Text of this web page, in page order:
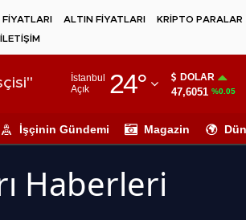
ALTIN FİYATLARI KRİPTO PARALAR
İLETİŞİM
İstanbul
Açık
24°
Adıyaman
Ağrı
Amasya
DOLAR
47,6051 %0.05
İşçinin Gündemi Magazin
Haberleri